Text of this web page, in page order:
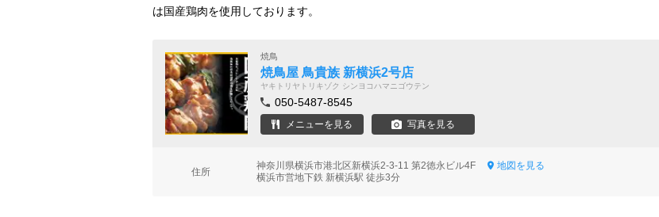
は国産鶏肉を使用しております。
焼鳥
焼鳥屋 鳥貴族 新横浜2号店
ヤキトリヤトリキゾク シンヨコハマニゴウテン
050-5487-8545
メニューを見る 写真を見る
住所
神奈川県横浜市港北区新横浜2-3-11 第2徳永ビル4F
地図を見る
横浜市営地下鉄 新横浜駅 徒歩3分